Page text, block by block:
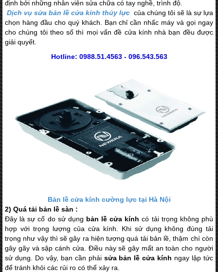
định bởi những nhân viên sửa chữa có tay nghề, trình độ.
Dịch vụ sửa bản lề cửa kính thủy lực của chúng tôi sẽ là sự lựa
chọn hàng đầu cho quý khách. Bạn chỉ cần nhấc máy và gọi ngay
cho chúng tôi theo sốthì mọi vấn đề cửa kính nhà bạn đều được
giải quyết.
Hotline: 0988.51.4563 - 096.543.563
Bản lề cửa kính cường lực tại Hà Nội
2) Quá tải bản lề sàn :
Đây là sự cố do sử dụng bản lề cửa kính có tải trọng không phù
hợp với trọng lượng của cửa kính. Khi sử dụng không đúng tải
trọng như vậy thì sẽ gây ra hiện tượng quá tải bản lề, thậm chí còn
gây gãy và sập cánh cửa. Điều này sẽ gây mất an toàn cho người
sử dụng. Do vậy, bạn cần phải sửa bản lề cửa kính ngay lập tức
để tránh khỏi các rủi ro có thể xảy ra.